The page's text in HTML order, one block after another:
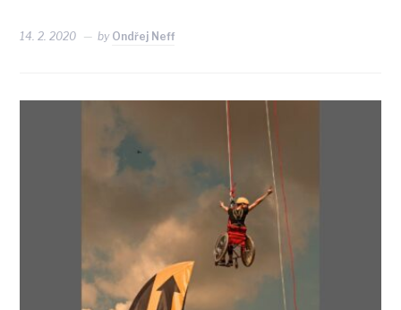
14. 2. 2020 by Ondřej Neff